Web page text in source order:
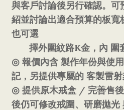
與客戶討論後另行確認。可
紹並討論出適合預算的板寬
也可選
擇外圍紋路K金，內 圍
◎ 報價內含 製作年份與使
記，另提供專屬的 客製雷
◎ 提供原木戒盒 / 完善售
後仍可修改戒圍、研磨拋光